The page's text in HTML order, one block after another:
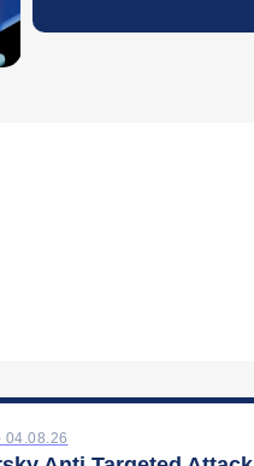
04.08.26